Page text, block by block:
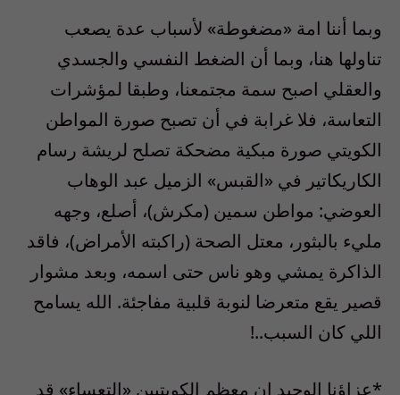
وبما أننا امة «مضغوطة» لأسباب عدة يصعب
تناولها هنا، وبما أن الضغط النفسي والجسدي
والعقلي اصبح سمة مجتمعنا، وطبقا لمؤشرات
التعاسة، فلا غرابة في أن تصبح صورة المواطن
الكويتي صورة مبكية مضحكة تصلح لريشة رسام
الكاريكاتير في «القبس» الزميل عبد الوهاب
العوضي: مواطن سمين (مكرش)، أصلع، وجهه
مليء بالبثور، معتل الصحة (راكبته الأمراض)، فاقد
الذاكرة يمشي وهو ناس حتى اسمه، وبعد مشوار
قصير يقع متعرضا لنوبة قلبية مفاجئة. الله يسامح
اللي كان السبب..!
*عزاؤنا الوحيد ان معظم الكويتيين «التعساء» قد